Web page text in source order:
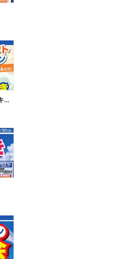
Switch2/Switchソフト 同時購入キャンペーン